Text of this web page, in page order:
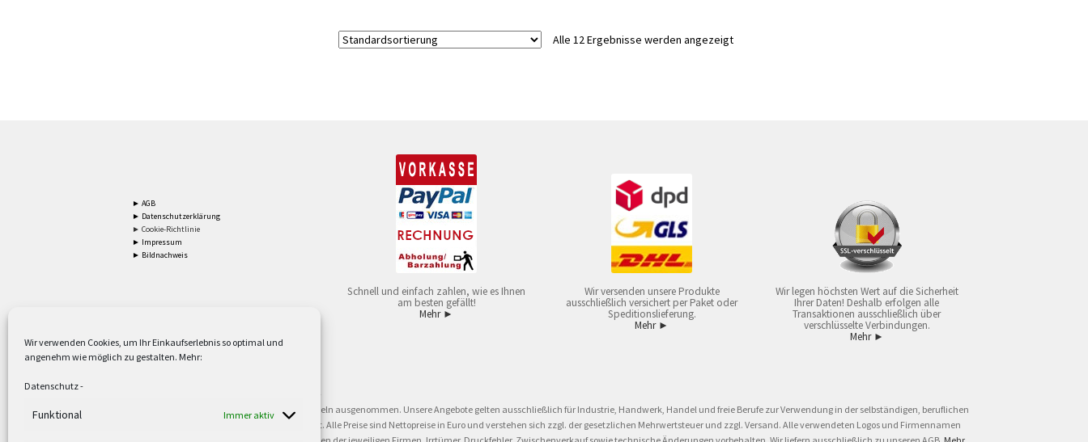
Wir verwenden Cookies, um Ihr Einkaufserlebnis so optimal und
angenehm wie möglich zu gestalten. Mehr:
Datenschutz-
Funktional Immer aktiv
Alle 12 Ergebnisse werden angezeigt
► AGB
► Datenschutzerklärung
► Cookie-Richtlinie
► Impressum
► Bildnachweis
Schnell und einfach zahlen, wie es Ihnen
am besten gefällt!
Mehr ►
Wir versenden unsere Produkte
ausschließlich versichert per Paket oder
Speditionslieferung.
Mehr ►
Wir legen höchsten Wert auf die Sicherheit
Ihrer Daten! Deshalb erfolgen alle
Transaktionen ausschließlich über
verschlüsselte Verbindungen.
Mehr ►
Versandkostenfrei ab 59,90 € Nettowarenwert. Inseln ausgenommen. Unsere Angebote gelten ausschließlich für Industrie, Handwerk, Handel und freie Berufe zur Verwendung in der selbständigen, beruflichen
oder gewerblichen Tätigkeit. Kein Verkauf an privat. Alle Preise sind Nettopreise in Euro und verstehen sich zzgl. der gesetzlichen Mehrwertsteuer und zzgl. Versand. Alle verwendeten Logos und Firmennamen